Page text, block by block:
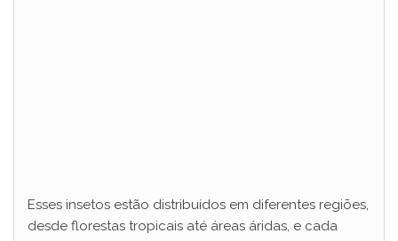
Esses insetos estão distribuídos em diferentes regiões,
desde florestas tropicais até áreas áridas, e cada